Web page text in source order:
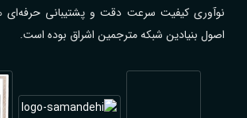
نوآوری کیفیت سرعت دقت و پشتیبانی حرفه‌ای
اصول بنیادین شبکه مترجمین اشراق بوده است.